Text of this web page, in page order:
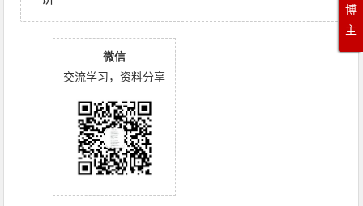
微信
交流学习，资料分享
博
主